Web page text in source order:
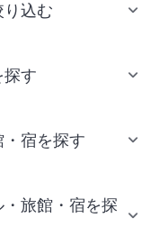
込む
探す
宿を探す
旅館・宿を探